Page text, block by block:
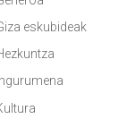
eskubideak
Ingurumena